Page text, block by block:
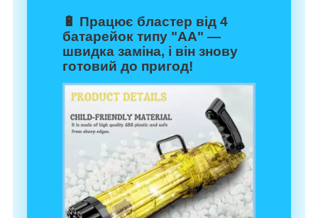
🔋 Працює бластер від 4
батарейок типу "АА" —
швидка заміна, і він знову
готовий до пригод!